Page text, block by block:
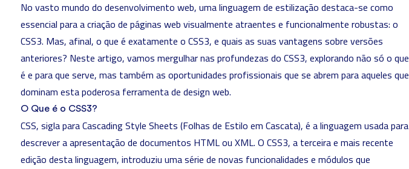
No vasto mundo do desenvolvimento web, uma linguagem de estilização destaca-se como
essencial para a criação de páginas web visualmente atraentes e funcionalmente robustas: o
CSS3. Mas, afinal, o que é exatamente o CSS3, e quais as suas vantagens sobre versões
anteriores? Neste artigo, vamos mergulhar nas profundezas do CSS3, explorando não só o que
é e para que serve, mas também as oportunidades profissionais que se abrem para aqueles que
dominam esta poderosa ferramenta de design web.
O Que é o CSS3?
CSS, sigla para Cascading Style Sheets (Folhas de Estilo em Cascata), é a linguagem usada para
descrever a apresentação de documentos HTML ou XML. O CSS3, a terceira e mais recente
edição desta linguagem, introduziu uma série de novas funcionalidades e módulos que